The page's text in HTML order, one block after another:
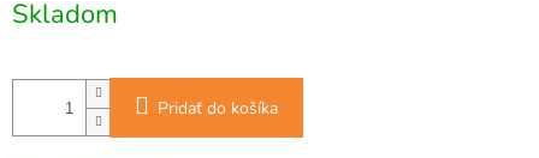
cena:
Skladom
Pridať do košíka